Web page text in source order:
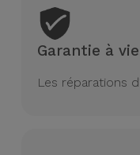
Garantie à vie
Les réparations